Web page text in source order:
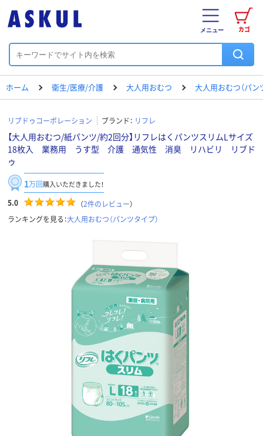
カゴ
メニュー
ホーム 衛生/医療/介護 大人用おむつ 大人用おむつ（パン
リブドゥコーポレーション ブランド： リフレ
【大人用おむつ/紙パンツ/約2回分】リフレはくパンツスリムLサイズ
18枚入 業務用 うす型 介護 通気性 消臭 リハビリ リブド
ゥ
1万回購入いただきました！
5.0 （2件のレビュー）
ランキングを見る：大人用おむつ（パンツタイプ）